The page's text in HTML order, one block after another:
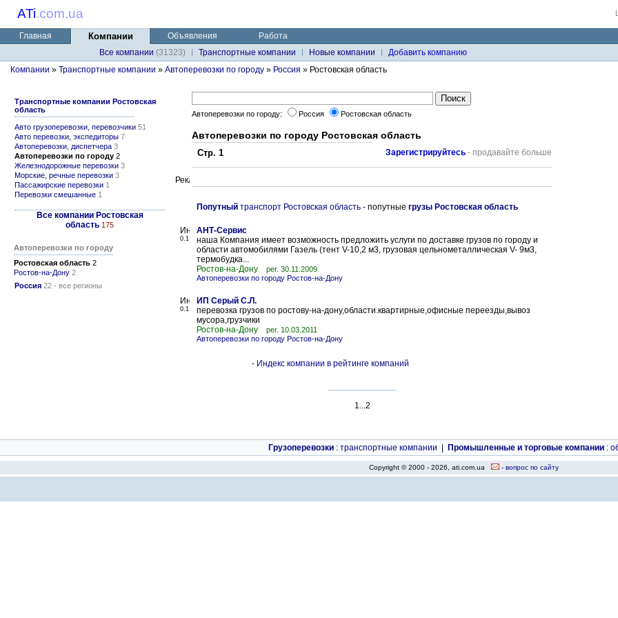
ATi.com.ua
Главная Компании Объявления
Работа
Все компании (31323) Транспортные компании Новые компании
Добавить компанию
Компании » Транспортные компании » Автоперевозки по городу » Россия » Ростовская область
Транспортные компании Ростовская
область
Авто грузоперевозки, перевозчики 51
Авто перевозки, экспедиторы 7
Автоперевозки, диспетчера 3
Автоперевозки по городу 2
Железнодорожные перевозки 3
Морские, речные перевозки 3
Пассажирские перевозки 1
Перевозки смешанные 1
Все компании Ростовская
область 175
Автоперевозки по городу
Ростовская область 2
Ростов-на-Дону 2
Россия 22 - все регионы
Автоперевозки по городу: Россия Ростовская область
Автоперевозки по городу Ростовская область
Стр. 1 Зарегистрируйтесь - продавайте больше
Попутный транспорт Ростовская область - попутные грузы Ростовская область
0.1
АНТ-Сервис
наша Компания имеет возможность предложить услуги по доставке грузов по городу и
области автомобилями Газель (тент V-10,2 м3, грузовая цельнометаллическая V- 9м3,
термобудка...
Ростов-на-Дону
рег. 30.11.2009
Автоперевозки по городу Ростов-на-Дону
0.1
ИП Серый С.Л.
перевозка грузов по ростову-на-дону,области.квартирные,офисные переезды,вывоз
мусора,грузчики
Ростов-на-Дону
рег. 10.03.2011
Автоперевозки по городу Ростов-на-Дону
- Индекс компании в рейтинге компаний
1...2
Грузоперевозки : транспортные компании Промышленные и торговые компании :
Copyright © 2000 - 2026, ati.com.ua - вопрос по сайту